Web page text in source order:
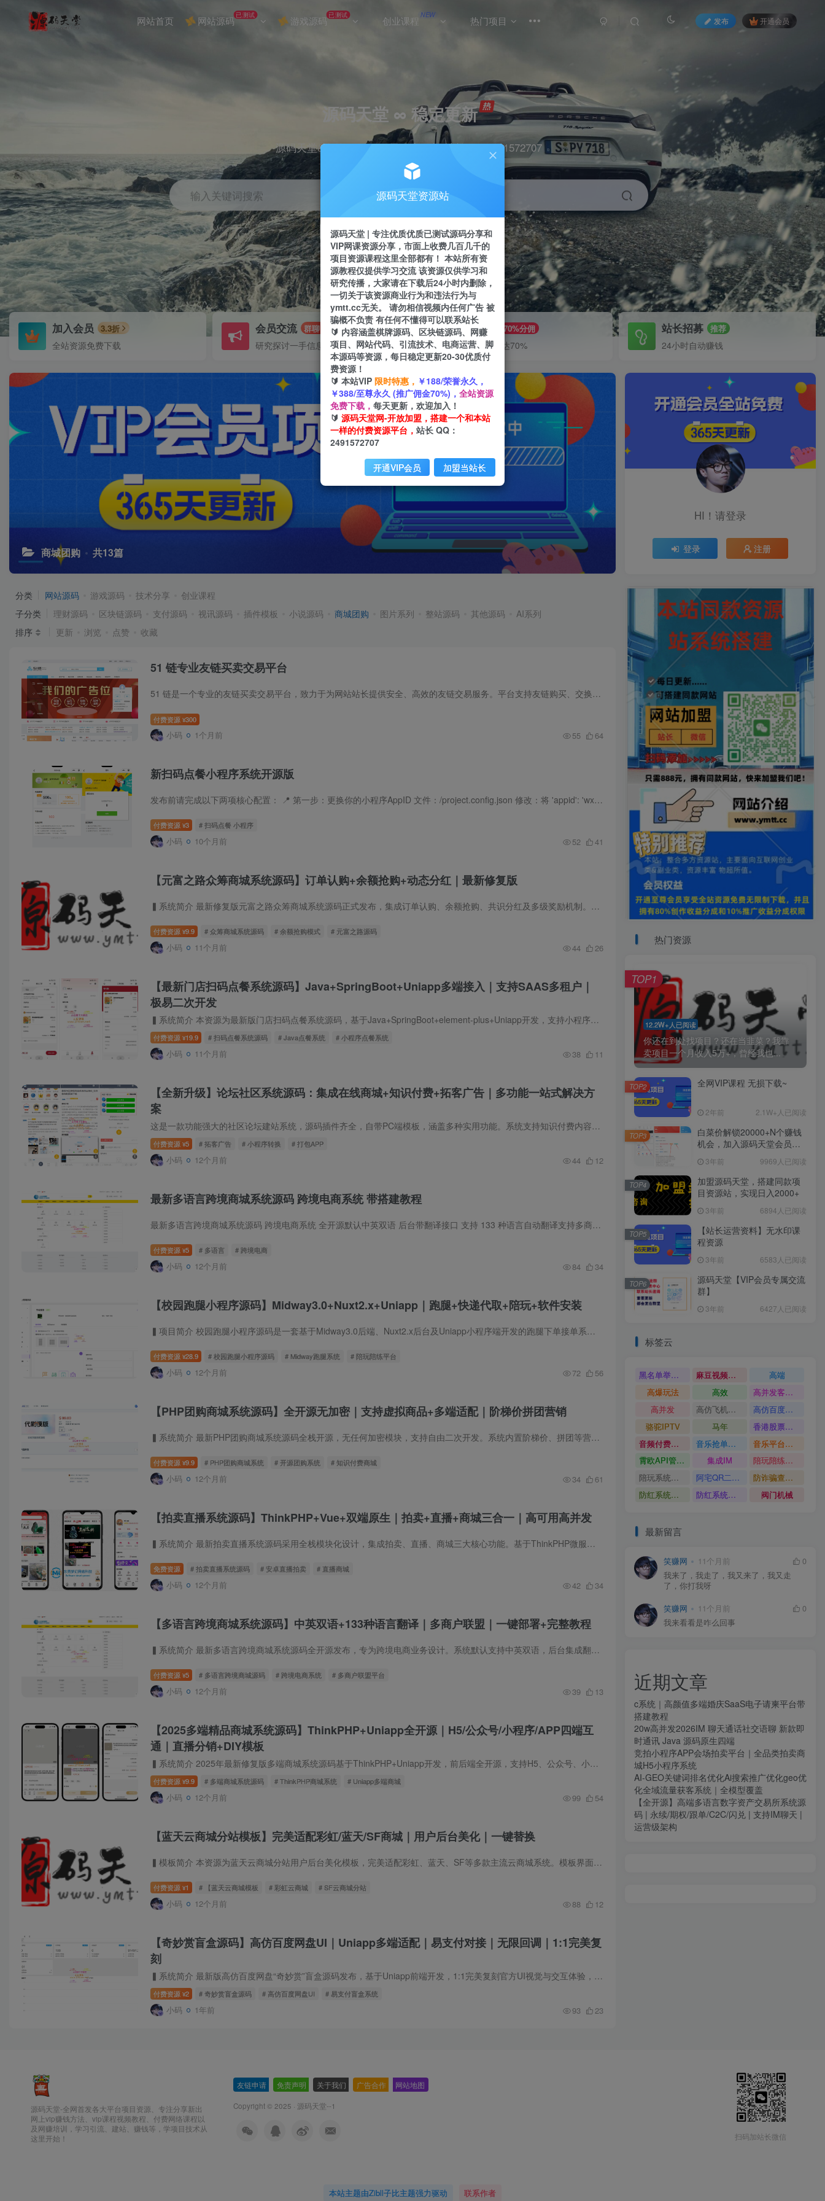
网站首页 网站源码已测试 游戏源码 已测试 创业课程 NEW 热门项目 发布 开通会员
源码天堂 ∞ 稳定更新
源码天堂&实战项目&365天稳定更新 站长qq：2491572707
输入关键词搜索
引流 抖音 挂机 直播 快手 小红书
加入会员 3.3折
全站资源免费下载
会员交流 群聊
研究探讨一手信息差
推广赚钱 70%分佣
推广返佣高达70%
站长招募 推荐
24小时自动赚钱
商城团购 共13篇
分类 网站源码 游戏源码 技术分享
创业课程
子分类
理财源码 区块链源码 支付源码 视讯源码 插件模板 小说源码 商城团购 图片系列 整站源码 其他源码
AI系列
排序
更新 浏览 点赞 收藏
51 链专业友链买卖交易平台
51 链是一个专业的友链买卖交易平台，致力于为网站站长提供安全、高效的友链交易服务。平台支持友链购买、交换、转让等多种业务模式，帮助站长提升网站 SEO 排名，实现流量增长。 核心功能 友链...
付费资源 ¥300
小码 1个月前 55 64
新扫码点餐小程序系统开源版
发布前请完成以下两项核心配置： 📍 第一步：更换你的小程序AppID 文件：/project.config.json 修改：将 'appid': 'wx28fdf235ea5782f2' 替换为您自己的AppID。 📍 第二步：替换服务端域名 文...
付费资源 ¥3 # 扫码点餐 小程序
小码 10个月前 52 41
【元富之路众筹商城系统源码】订单认购+余额抢购+动态分红｜最新修复版
▍系统简介 最新修复版元富之路众筹商城系统源码正式发布，集成订单认购、余额抢购、共识分红及多级奖励机制。系统前端已编译，后端采用PHP开发，包含完整商城功能，支持静态与动态收益，实现多...
付费资源 ¥9.9 # 众筹商城系统源码 # 余额抢购模式 # 元富之路源码
小码 11个月前 44 26
【最新门店扫码点餐系统源码】Java+SpringBoot+Uniapp多端接入｜支持SAAS多租户｜
极易二次开发
▍系统简介 本资源为最新版门店扫码点餐系统源码，基于Java+SpringBoot+element-plus+Uniapp开发，支持小程序、APP及多端接入。系统采用SAAS多租户架构，代码结构清晰规范，极易二次开发，可快...
付费资源 ¥19.9 # 扫码点餐系统源码 # Java点餐系统 # 小程序点餐系统
小码 11个月前 38 11
【全新升级】论坛社区系统源码：集成在线商城+知识付费+拓客广告｜多功能一站式解决方
案
这是一款功能强大的社区论坛建站系统，源码插件齐全，自带PC端模板，涵盖多种实用功能。系统支持知识付费内容下载、资源网搭建、社区论坛互动、线上交友、课程学习、圈子拓客及微信投票等丰富业...
付费资源 ¥5 # 拓客广告 # 小程序转换 # 打包APP
小码 12个月前 44 12
最新多语言跨境商城系统源码 跨境电商系统 带搭建教程
最新多语言跨境商城系统源码 跨境电商系统 全开源默认中英双语 后台带翻译接口 支持 133 种语言自动翻译支持多商户联盟 一键部署版本 伪静态 + 后台登陆后缀安装教程：测试环境：Nginx + PHP7.4...
付费资源 ¥5 # 多语言 # 跨境电商
小码 12个月前 84 34
【校园跑腿小程序源码】Midway3.0+Nuxt2.x+Uniapp｜跑腿+快递代取+陪玩+软件安装
▍项目简介 校园跑腿小程序源码是一套基于Midway3.0后端、Nuxt2.x后台及Uniapp小程序端开发的跑腿下单接单系统。系统支持跑腿、快递代取、陪练陪玩、软件安装等多种服务场景，包含用户下单、申...
付费资源 ¥28.9 # 校园跑腿小程序源码 # Midway跑腿系统 # 陪玩陪练平台
小码 12个月前 72 56
【PHP团购商城系统源码】全开源无加密｜支持虚拟商品+多端适配｜阶梯价拼团营销
▍系统简介 最新PHP团购商城系统源码全栈开源，无任何加密模块，支持自由二次开发。系统内置阶梯价、拼团等营销功能，完美支持虚拟商品自动发货及服务类商品，整合微信与支付宝支付，采用响应式...
付费资源 ¥9.9 # PHP团购商城系统 # 开源团购系统 # 知识付费商城
小码 12个月前 34 61
【拍卖直播系统源码】ThinkPHP+Vue+双端原生｜拍卖+直播+商城三合一｜高可用高并发
▍系统简介 最新拍卖直播系统源码采用全栈模块化设计，集成拍卖、直播、商城三大核心功能。基于ThinkPHP微服务架构+Vue.js响应式前端+Java/Objective-C原生移动端开发，经过3000小时压力测试，...
免费资源 # 拍卖直播系统源码 # 安卓直播拍卖 # 直播商城
小码 12个月前 42 34
【多语言跨境商城系统源码】中英双语+133种语言翻译｜多商户联盟｜一键部署+完整教程
▍系统简介 最新多语言跨境商城系统源码全开源发布，专为跨境电商业务设计。系统默认支持中英双语，后台集成翻译接口可实现133种语言自动翻译，支持多商户联盟运营，提供伪静态配置和后台安全后...
付费资源 ¥5 # 多语言跨境商城源码 # 跨境电商系统 # 多商户联盟平台
小码 12个月前 39 13
【2025多端精品商城系统源码】ThinkPHP+Uniapp全开源｜H5/公众号/小程序/APP四端互
通｜直播分销+DIY模板
▍系统简介 2025年最新修复版多端商城系统源码基于ThinkPHP+Uniapp开发，前后端全开源，支持H5、公众号、小程序、APP四端数据同步互通。系统集成直播分销、DIY页面模板及多营销插件，功能完善，...
付费资源 ¥9.9 # 多端商城系统源码 # ThinkPHP商城系统 # Uniapp多端商城
小码 12个月前 99 54
【蓝天云商城分站模板】完美适配彩虹/蓝天/SF商城｜用户后台美化｜一键替换
▍模板简介 本资源为蓝天云商城分站用户后台美化模板，完美适配彩虹、蓝天、SF等多款主流云商城系统。模板界面简洁美观，操作便捷，只需替换文件并修改基础信息即可快速启用。 ▍核心特点 🎨 视...
付费资源 ¥1 # 【蓝天云商城模板 # 彩虹云商城 # SF云商城分站
小码 12个月前 88 12
【奇妙赏盲盒源码】高仿百度网盘UI｜Uniapp多端适配｜易支付对接｜无限回调｜1:1完美复
刻
▍系统简介 最新版高仿百度网盘“奇妙赏”盲盒源码发布，基于Uniapp前端开发，1:1完美复刻官方UI视觉与交互体验，无缝对接易支付，支持无限回调，无需认证服务号，实现抽奖、开盒及奖品管理等完...
付费资源 ¥2 # 奇妙赏盲盒源码 # 高仿百度网盘UI # 易支付盲盒系统
小码 1年前 93 23
HI！请登录
登录 注册
热门资源
12.2W+人已阅读
你还在到处找项目？还在当韭菜？我靠
卖项目一个月收入5万+，曾经我也...
TOP1
全网VIP课程 无损下载~
2年前 2.1W+人已阅读
TOP2
白菜价解锁20000+N个赚钱
机会，加入源码天堂会员，
3年前 9969人已阅读
TOP3
加盟源码天堂，搭建同款项
目资源站，实现日入2000+
3年前 6894人已阅读
TOP4
【站长运营资料】无水印课
程资源
3年前 6583人已阅读
TOP5
源码天堂【VIP会员专属交流
群】
3年前 6427人已阅读
TOP6
标签云
黑名单举报系统源码 麻豆视频源码
高端
高爆玩法
高效
高并发客服系统
高并发
高仿飞机源码
高仿百度网盘UI
骆驼IPTV
马年
香港股票系统源码
音频付费订阅系统
音乐抢单系统
音乐平台源码
霄欧API管理系统
集成IM
陪玩陪练平台
陪玩系统源码
阿宅QR二维码生成
防诈骗查询系统
防红系统源码
防红系统最新版 阀门机械
最新留言
笑赚网 11个月前
0
我来了，我走了，我又来了，我又走
了，你打我呀
笑赚网 11个月前
0
我来看看是咋么回事
近期文章
c系统｜高颜值多端婚庆SaaS电子请柬平台带
搭建教程
20w高并发2026IM 聊天通话社交语聊 新款即
时通讯 Java 源码原生四端
竞拍小程序APP会场拍卖平台｜全品类拍卖商
城H5小程序系统
AI-GEO关键词排名优化Ai搜索推广优化geo优
化全域流量获客系统｜全模型覆盖
【全开源】高端多语言数字资产交易所系统源
码 | 永续/期权/跟单/C2C/闪兑 | 支持IM聊天 |
运营级架构
源码天堂-全网首发各大平台项目资源、专注分享新出
网上vip赚钱方法、vip课程视频教程、付费网络课程以
及网赚培训，学习引流、建站、赚钱等，学项目技术从
这里开始！
友链申请 免责声明 关于我们 广告合作 网站地图
Copyright © 2025 · 源码天堂--1
扫码加站长微信
源码天堂资源站
源码天堂 | 专注优质优质已测试源码分享和
VIP网课资源分享，市面上收费几百几千的
项目资源课程这里全部都有！ 本站所有资
源教程仅提供学习交流 该资源仅供学习和
研究传播，大家请在下载后24小时内删除，
一切关于该资源商业行为和违法行为与
ymtt.cc无关。 请勿相信视频内任何广告 被
骗概不负责 有任何不懂得可以联系站长
🔰 内容涵盖棋牌源码、区块链源码、网赚
项目、网站代码、引流技术、电商运营、脚
本源码等资源，每日稳定更新20-30优质付
费资源！
🔰 本站VIP 限时特惠， ￥188/荣誉永久，
￥388/至尊永久 (推广佣金70%)， 全站资源
免费下载， 每天更新，欢迎加入！
🔰 源码天堂网-开放加盟，搭建一个和本站
一样的付费资源平台， 站长 QQ：
2491572707
开通VIP会员 加盟当站长
本站主题由Zibll子比主题强力驱动 联系作者